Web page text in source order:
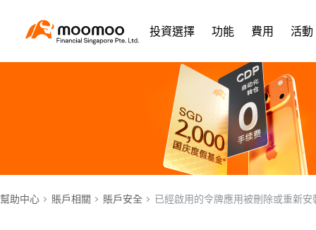
投資選擇 功能 費用 活動
幫助中心 賬戶相關 賬戶安全 已經啟用的令牌應用被刪除或重新安